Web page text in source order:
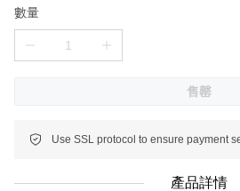
數量
售罄
產品詳情